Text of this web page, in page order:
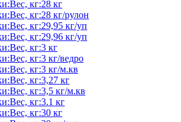
кг:28 кг
кг:28 кг/рулон
кг:29,95 кг/уп
кг:29,96 кг/уп
кг:3 кг
кг:3 кг/ведро
кг:3 кг/м.кв
кг:3,27 кг
кг:3,5 кг/м.кв
кг:3.1 кг
кг:30 кг